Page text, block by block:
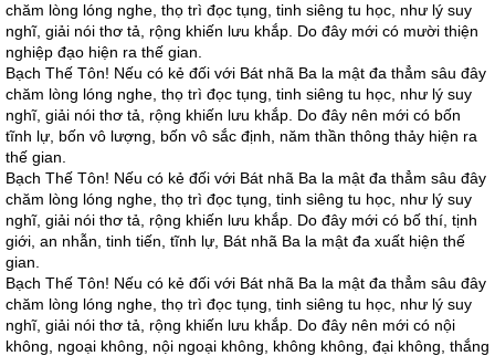
chăm lòng lóng nghe, thọ trì đọc tụng, tinh siêng tu học, như lý suy
nghĩ, giải nói thơ tả, rộng khiến lưu khắp. Do đây mới có mười thiện
nghiệp đạo hiện ra thế gian.
Bạch Thế Tôn! Nếu có kẻ đối với Bát nhã Ba la mật đa thẳm sâu đây
chăm lòng lóng nghe, thọ trì đọc tụng, tinh siêng tu học, như lý suy
nghĩ, giải nói thơ tả, rộng khiến lưu khắp. Do đây nên mới có bốn
tĩnh lự, bốn vô lượng, bốn vô sắc định, năm thần thông thảy hiện ra
thế gian.
Bạch Thế Tôn! Nếu có kẻ đối với Bát nhã Ba la mật đa thẳm sâu đây
chăm lòng lóng nghe, thọ trì đọc tụng, tinh siêng tu học, như lý suy
nghĩ, giải nói thơ tả, rộng khiến lưu khắp. Do đây mới có bố thí, tịnh
giới, an nhẫn, tinh tiến, tĩnh lự, Bát nhã Ba la mật đa xuất hiện thế
gian.
Bạch Thế Tôn! Nếu có kẻ đối với Bát nhã Ba la mật đa thẳm sâu đây
chăm lòng lóng nghe, thọ trì đọc tụng, tinh siêng tu học, như lý suy
nghĩ, giải nói thơ tả, rộng khiến lưu khắp. Do đây nên mới có nội
không, ngoại không, nội ngoại không, không không, đại không, thắng